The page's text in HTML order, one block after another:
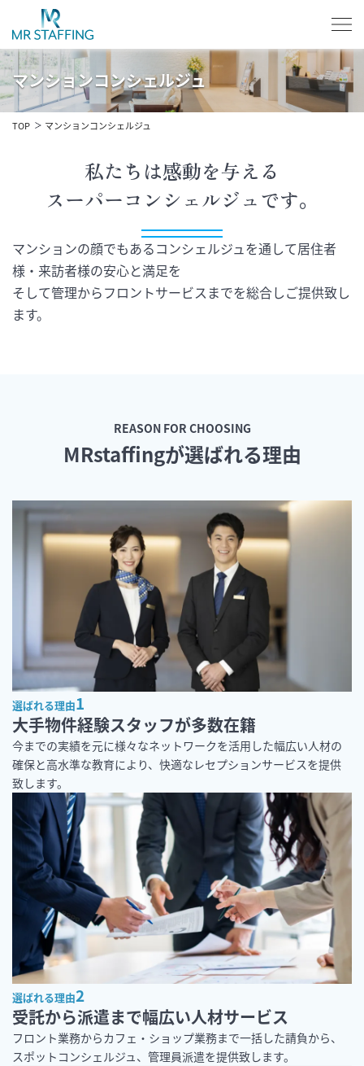
マンションコンシェルジュ
TOP マンションコンシェルジュ
私たちは感動を与える
スーパーコンシェルジュです。
マンションの顔でもあるコンシェルジュを通して居住者
様・来訪者様の安心と満足を
そして管理からフロントサービスまでを総合しご提供致し
ます。
REASON FOR CHOOSING
MRstaffingが選ばれる理由
選ばれる理由1
大手物件経験スタッフが多数在籍
今までの実績を元に様々なネットワークを活用した幅広い人材の
確保と高水準な教育により、快適なレセプションサービスを提供
致します。
選ばれる理由2
受託から派遣まで幅広い人材サービス
フロント業務からカフェ・ショップ業務まで一括した請負から、
スポットコンシェルジュ、管理員派遣を提供致します。